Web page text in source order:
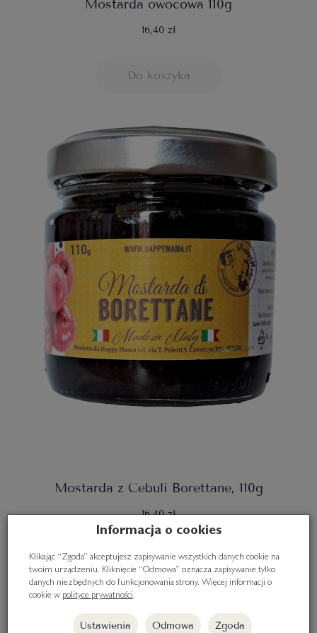
Mostarda owocowa 110g
16,40 zł
Do koszyka
Mostarda z Cebuli Borettane, 110g
16,40 zł
Do koszyka
Informacja o cookies
Klikając “Zgoda” akceptujesz zapisywanie wszystkich danych cookie na
twoim urządzeniu. Kliknięcie “Odmowa” oznacza zapisywanie tylko
danych niezbędnych do funkcjonowania strony. Więcej informacji o
cookie w polityce prywatności.
Ustawienia Odmowa Zgoda